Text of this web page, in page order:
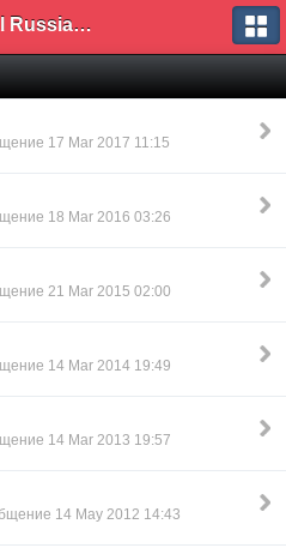
Arsenal Russian Speaking Supporters Club
17 Mar 2017 11:15
18 Mar 2016 03:26
21 Mar 2015 02:00
14 Mar 2014 19:49
14 Mar 2013 19:57
14 May 2012 14:43